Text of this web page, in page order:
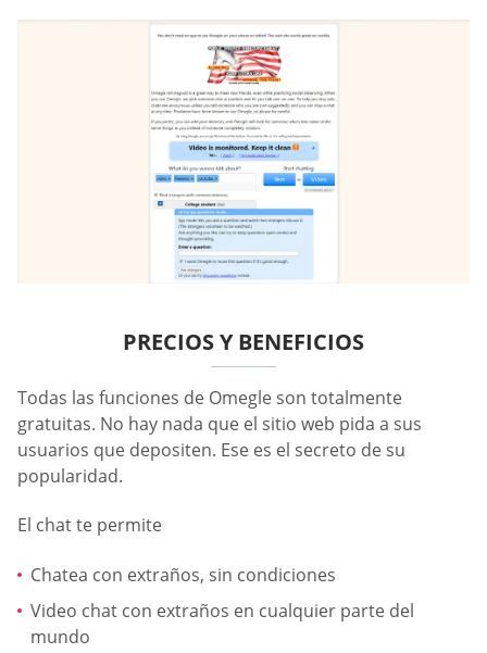
PRECIOS Y BENEFICIOS
Todas las funciones de Omegle son totalmente
gratuitas. No hay nada que el sitio web pida a sus
usuarios que depositen. Ese es el secreto de su
popularidad.
El chat te permite
Chatea con extraños, sin condiciones
Video chat con extraños en cualquier parte del
mundo